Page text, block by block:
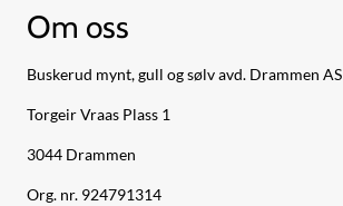
Om oss
Buskerud mynt, gull og sølv avd. Drammen AS
Torgeir Vraas Plass 1
3044 Drammen
Org. nr. 924791314